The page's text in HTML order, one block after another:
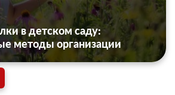
в детском саду:
методы организации